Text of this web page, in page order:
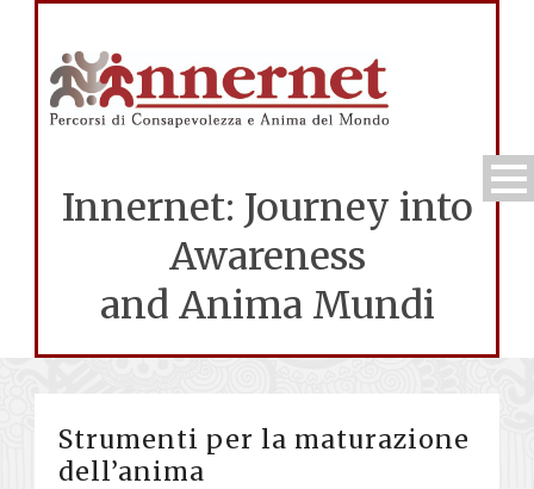
Innernet: Journey into
Awareness
and Anima Mundi
Strumenti per la maturazione
dell’anima